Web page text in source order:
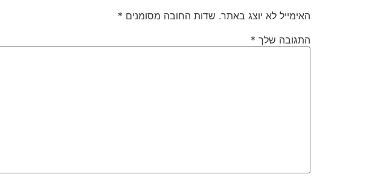
האימייל לא יוצג באתר. שדות החובה מסומנים *
התגובה שלך *